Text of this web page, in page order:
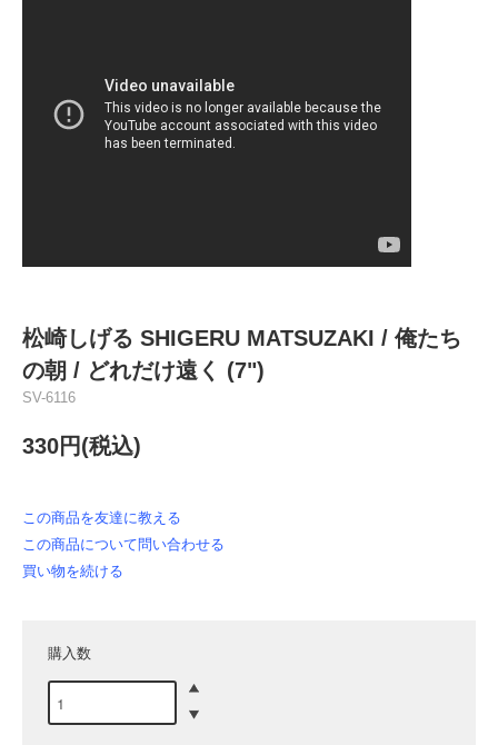
松崎しげる SHIGERU MATSUZAKI / 俺たち
の朝 / どれだけ遠く (7")
SV-6116
330円(税込)
この商品を友達に教える
この商品について問い合わせる
買い物を続ける
購入数